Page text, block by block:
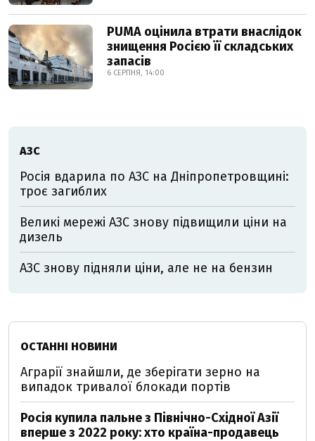
PUMA оцінила втрати внаслідок
знищення Росією її складських
запасів
6 СЕРПНЯ, 14:00
АЗС
Росія вдарила по АЗС на Дніпропетровщині:
троє загиблих
Великі мережі АЗС знову підвищили ціни на
дизель
АЗС знову підняли ціни, але не на бензин
ОСТАННІ НОВИНИ
Аграрії знайшли, де зберігати зерно на
випадок тривалої блокади портів
Росія купила пальне з Північно-Східної Азії
вперше з 2022 року: хто країна-продавець